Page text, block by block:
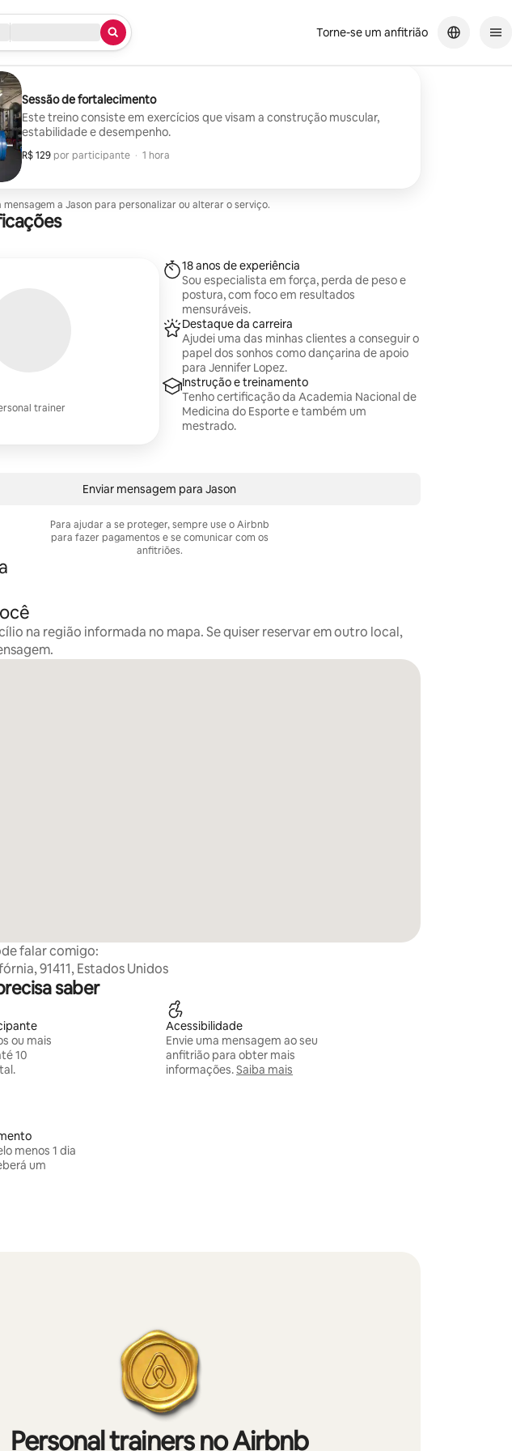
Tipo de serviço Torne-se um anfitrião
Sessão de fortalecimento
Este treino consiste em exercícios que visam a construção muscular,
estabilidade e desempenho.
R$ 129 por participante
R$ 129 por participante
, · 1 hora
mensagem a Jason para personalizar ou alterar o serviço.
trainer
18 anos de experiência
Sou especialista em força, perda de peso e
postura, com foco em resultados
mensuráveis.
Destaque da carreira
Ajudei uma das minhas clientes a conseguir o
papel dos sonhos como dançarina de apoio
para Jennifer Lopez.
Instrução e treinamento
Tenho certificação da Academia Nacional de
Medicina do Esporte e também um
mestrado.
Enviar mensagem para Jason
Para ajudar a se proteger, sempre use o Airbnb
para fazer pagamentos e se comunicar com os
anfitriões.
na região informada no mapa. Se quiser reservar em outro local,
falar comigo:
91411, Estados Unidos
saber
ou mais
10
Acessibilidade
Envie uma mensagem ao seu
anfitrião para obter mais
informações.Saiba mais
menos 1 dia
um
Personal trainers no Airbnb